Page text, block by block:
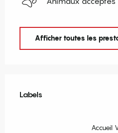
Afficher toutes les
Labels
Labels
Accueil